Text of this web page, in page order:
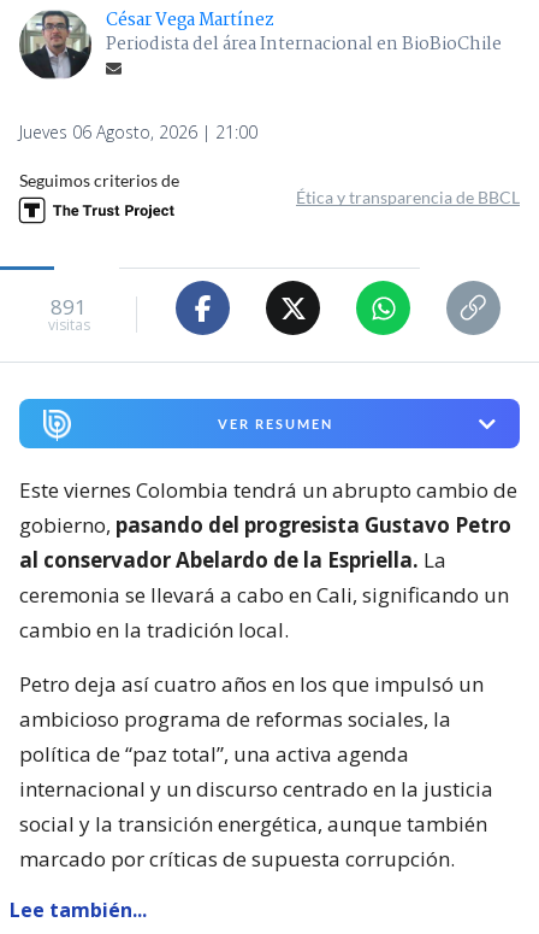
César Vega Martínez
Periodista del área Internacional en BioBioChile
Jueves 06 Agosto, 2026 | 21:00
Seguimos criterios de
Ética y transparencia de BBCL
891
visitas
VER RESUMEN
Este viernes Colombia tendrá un abrupto cambio de
gobierno, pasando del progresista Gustavo Petro
al conservador Abelardo de la Espriella. La
ceremonia se llevará a cabo en Cali, significando un
cambio en la tradición local.
Petro deja así cuatro años en los que impulsó un
ambicioso programa de reformas sociales, la
política de “paz total”, una activa agenda
internacional y un discurso centrado en la justicia
social y la transición energética, aunque también
marcado por críticas de supuesta corrupción.
Lee también...